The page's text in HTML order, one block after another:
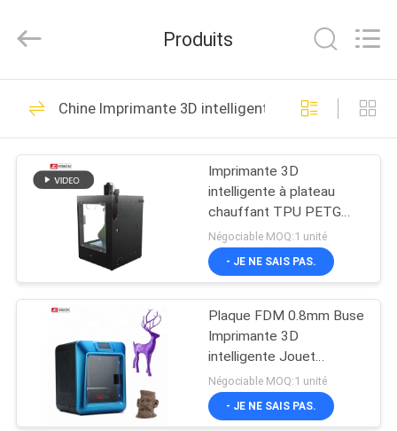
MAISON
PRODUITS
PROPOS
NOUS
VISITE
Interactive
Technology
All
Reserved.
Affichage extérieur
de Signage de
Digital
40
Affichage numérique
d'affichage intérieur
105
Produits
Chine Imprimante 3D intelligente
Imprimante 3D
intelligente à plateau
chauffant TPU PETG
200*200*300mm STL
haute vitesse
Négociable MOQ:1 unité
- JE NE SAIS PAS.
Plaque FDM 0.8mm Buse
Imprimante 3D
intelligente Jouet
bricolage JCVISION
100W
Négociable MOQ:1 unité
- JE NE SAIS PAS.